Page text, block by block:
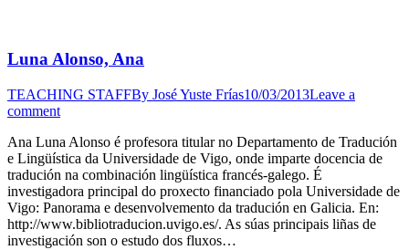
Luna Alonso, Ana
TEACHING STAFFBy José Yuste Frías10/03/2013Leave a
comment
Ana Luna Alonso é profesora titular no Departamento de Tradución
e Lingüística da Universidade de Vigo, onde imparte docencia de
tradución na combinación lingüística francés-galego. É
investigadora principal do proxecto financiado pola Universidade de
Vigo: Panorama e desenvolvemento da tradución en Galicia. En:
http://www.bibliotraducion.uvigo.es/. As súas principais liñas de
investigación son o estudo dos fluxos…